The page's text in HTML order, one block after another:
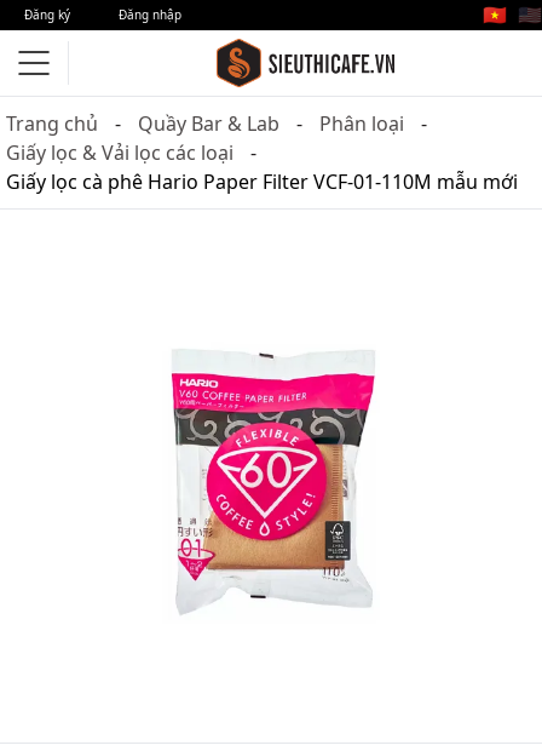
Đăng ký Đăng nhập 🇻🇳 🇺🇸
Trang chủ Quầy Bar & Lab
Phân loại
Giấy lọc & Vải lọc các loại
Giấy lọc cà phê Hario Paper Filter VCF-01-110M mẫu mới